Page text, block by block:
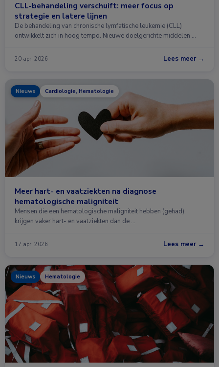
CLL-behandeling verschuift: meer focus op
strategie en latere lijnen
De behandeling van chronische lymfatische leukemie (CLL)
ontwikkelt zich in hoog tempo. Nieuwe doelgerichte middelen …
20 apr. 2026 Lees meer →
Nieuws Cardiologie, Hematologie
Meer hart- en vaatziekten na diagnose
hematologische maligniteit
Mensen die een hematologische maligniteit hebben (gehad),
krijgen vaker hart- en vaatziekten dan de …
17 apr. 2026 Lees meer →
Nieuws Hematologie